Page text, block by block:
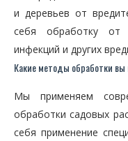
и деревьев от
себя обработку
инфекций и других
Какие методы обработки вы
Мы применяем
обработки садовых
себя применение